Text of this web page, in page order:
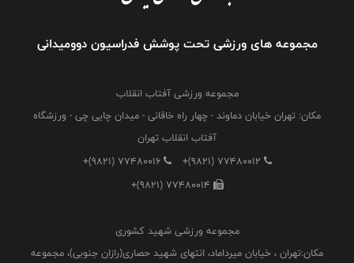
مجموعه های ورزشی تحت پوشش فدراسیون دوومیدانی
مجموعه ورزشی آفتاب انقلاب
مکان: تهران خیابان دماوند - چهار راه خاقانی - میدان چایی چی - ورزشگاه
آفتاب انقلاب تهران
+(9821) 77480012
+(9821) 77480016
+(9821) 77480014
مجموعه ورزشی شهید کشوری
مکان:تهران ، خیابان میرداماد، انتهای شهید حصاری(رازان جنوبی)، مجموعه